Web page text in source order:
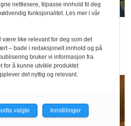
direktør til
hotell
nettlesere, tilpasse innhold til deg
funksjonalitet. Les mer i vår
være like relevant for deg som det
– bade i redaksjonelt innhold og på
bruker vi informasjon fra
for å kunne utvikle produktet
det nyttig og relevant.
valgte Innstillinger